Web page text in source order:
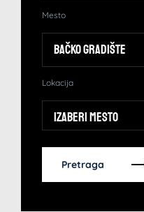
Mesto
Lokacija
Izaberi mesto
Pretraga